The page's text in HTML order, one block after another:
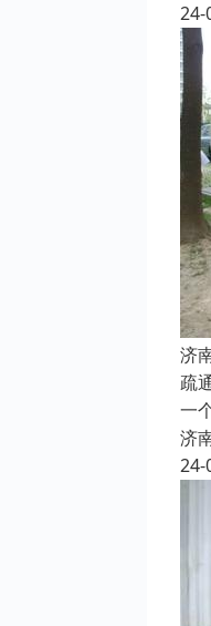
24-
济
疏
一
济
24-